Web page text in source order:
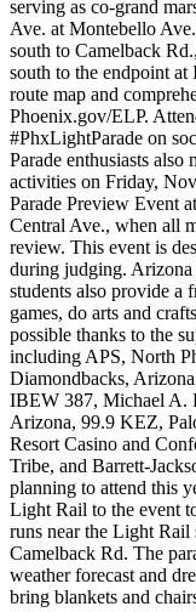
serving as co-grand
Ave. at Montebello
south to Camelback
south to the endpoint
route map and
Phoenix.gov/ELP.
#PhxLightParade on
Parade enthusiasts
activities on Friday,
Parade Preview Event
Central Ave., when all
review. This event is
during judging. Arizona
students also provide a
games, do arts and
possible thanks to the
including APS, North
Diamondbacks,
IBEW 387, Michael A.
Arizona, 99.9 KEZ,
Resort Casino and
Tribe, and Barrett-
planning to attend this
Light Rail to the event
runs near the Light Rail
Camelback Rd. The
weather forecast and
bring blankets and